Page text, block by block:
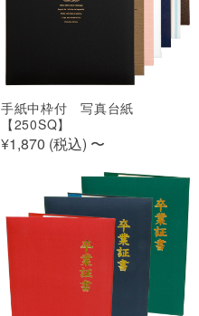
手紙中枠付 写真台紙
【250SQ】
¥1,870 (税込) 〜